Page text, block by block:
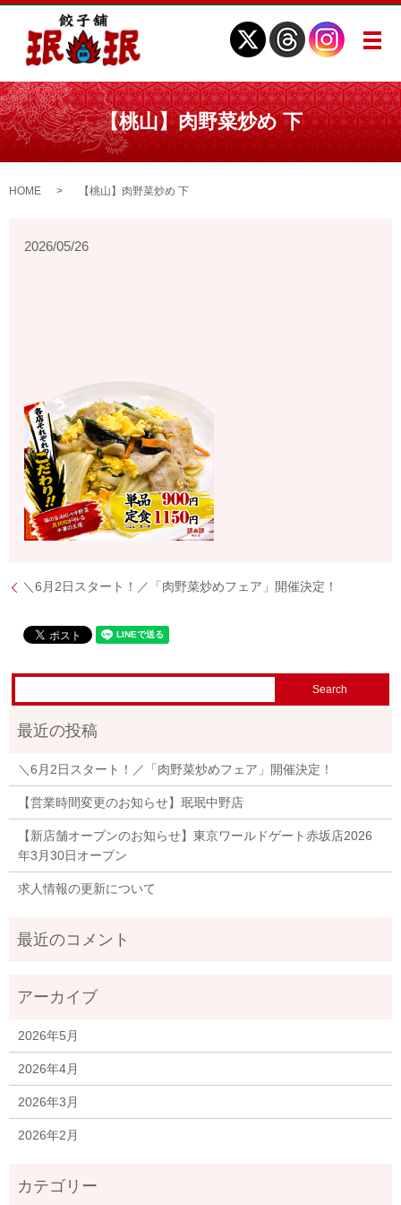
メ
【桃山】肉野菜炒め 下
HOME 【桃山】肉野菜炒め 下
2026/05/26
＼6月2日スタート！／「肉野菜炒めフェア」開催決定！
＼6月2日スタート！／「肉野菜炒めフェア」開催決定！
【営業時間変更のお知らせ】珉珉中野店
【新店舗オープンのお知らせ】東京ワールドゲート赤坂店2026
年3月30日オープン
求人情報の更新について
2026年5月
2026年4月
2026年3月
2026年2月